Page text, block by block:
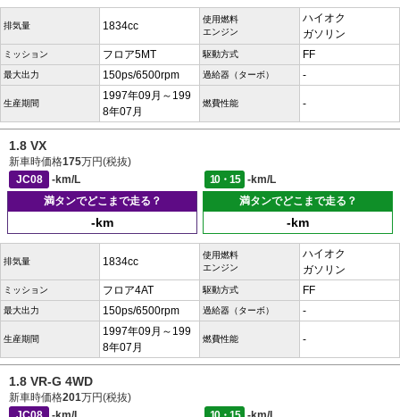
排気量 1834cc
使用燃料
エンジン
ハイオク
ガソリン
ミッション フロア5MT 駆動方式 FF
最大出力 150ps/6500rpm 過給器（ターボ） -
生産期間
1997年09月～199
8年07月
燃費性能 -
1.8 VX
新車時価格175万円(税抜)
JC08
-km/L 10・15
-km/L
満タンでどこまで走る？
-km
満タンでどこまで走る？
-km
排気量 1834cc
使用燃料
エンジン
ハイオク
ガソリン
ミッション フロア4AT 駆動方式 FF
最大出力 150ps/6500rpm 過給器（ターボ） -
生産期間
1997年09月～199
8年07月
燃費性能 -
1.8 VR-G 4WD
新車時価格201万円(税抜)